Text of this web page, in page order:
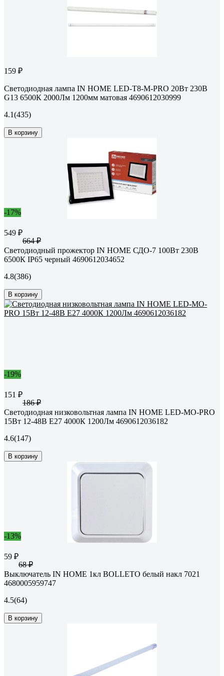
159 ₽
Светодиодная лампа IN HOME LED-T8-М-PRO 20Вт 230В
G13 6500К 2000Лм 1200мм матовая 4690612030999
4.1(435)
В корзину
-17%
549 ₽
664 ₽
Светодиодный прожектор IN HOME СДО-7 100Вт 230В
6500К IP65 черный 4690612034652
4.8(386)
В корзину
-19%
151 ₽
186 ₽
Светодиодная низковольтная лампа IN HOME LED-MO-PRO
15Вт 12-48В Е27 4000К 1200Лм 4690612036182
4.6(147)
В корзину
-13%
59 ₽
68 ₽
Выключатель IN HOME 1кл BOLLETO белый накл 7021
4680005959747
4.5(64)
В корзину